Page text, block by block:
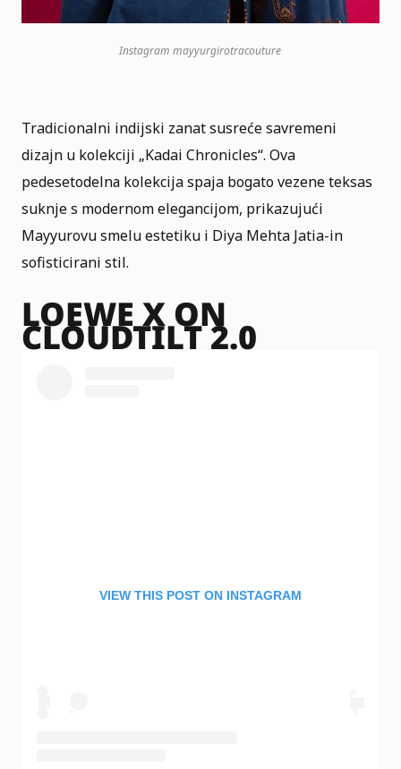
Instagrammayyurgirotracouture
Tradicionalni indijski zanat susreće savremeni
dizajn u kolekciji „Kadai Chronicles“. Ova
pedesetodelnа kolekcija spaja bogato vezene teksas
suknje s modernom elegancijom, prikazujući
Mayyurovu smelu estetiku i Diya Mehta Jatia-in
sofisticirani stil.
LOEWE X ON
CLOUDTILT 2.0
VIEW THIS POST ON INSTAGRAM